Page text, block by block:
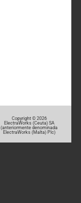
Copyright © 2026
ElectraWorks (Ceuta) SA
(anteriormente denominada
ElectraWorks (Malta) Plc)